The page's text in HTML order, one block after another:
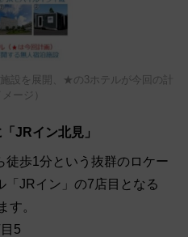
設を展開、★の3ホテルが今回の計
メージ）
JRイン北見」
徒歩1分という抜群のロケー
「JRイン」の7店目となる
す。
5